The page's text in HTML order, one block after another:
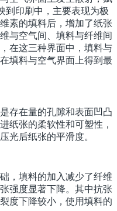
到印刷中，主要表现为极
素的填料后，增加了纸张
与空气间、填料与纤维间
在这三种界面中，填料与
填料与空气界面上得到最
存在量的孔隙和表面凹凸
纸张的柔软性和可塑性，
光后纸张的平滑度。
，填料的加入减少了纤维
强度显著下降。其中抗张
度下降较小，使用填料的